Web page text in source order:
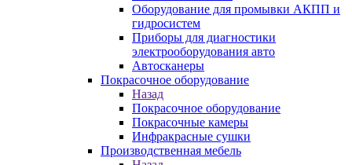
Оборудование для промывки АКПП и
гидросистем
Приборы для диагностики
электрооборудования авто
Автосканеры
Покрасочное оборудование
Назад
Покрасочное оборудование
Покрасочные камеры
Инфракрасные сушки
Производственная мебель